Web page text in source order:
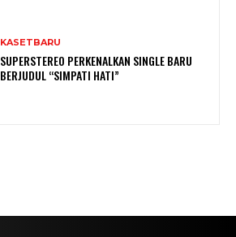
KASETBARU
SUPERSTEREO PERKENALKAN SINGLE BARU
BERJUDUL “SIMPATI HATI”